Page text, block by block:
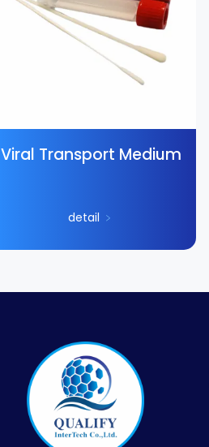
Viral Transport Medium
detail ﹥